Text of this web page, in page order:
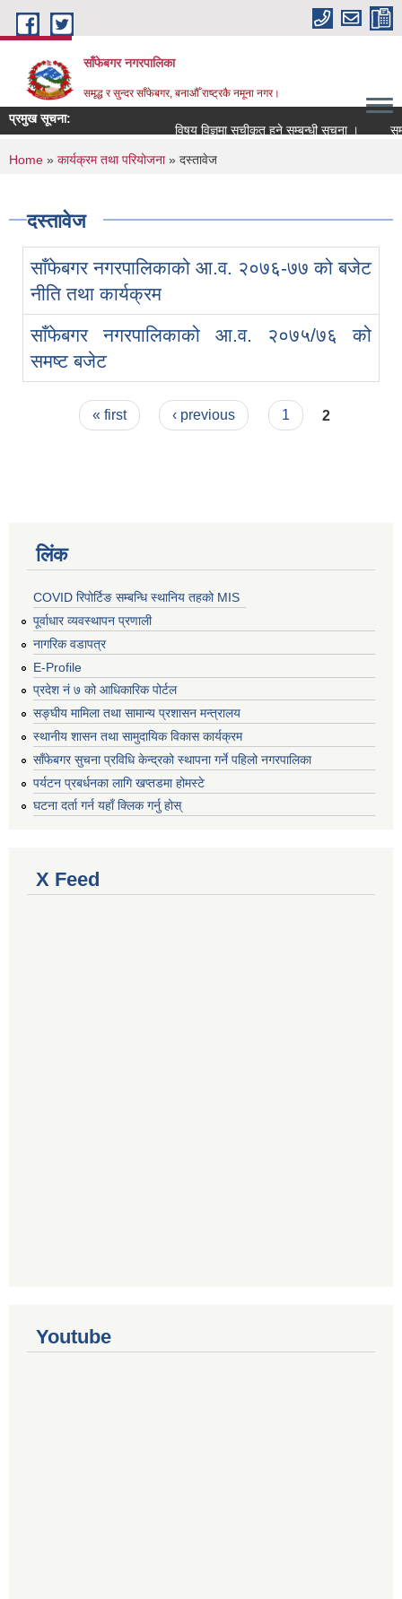
Skip to main content
साँफेबगर नगरपालिका
समृद्ध र सुन्दर साँफेबगर, बनाऔँ राष्ट्रकै नमूना नगर।
प्रमुख सूचना:
विषय विज्ञमा सुचीकृत हुने सम्बन्धी सूचना ।
You are here
Home » कार्यक्रम तथा परियोजना» दस्तावेज
दस्तावेज
साँफेबगर नगरपालिकाको आ.व. २०७६-७७ को बजेट
नीति तथा कार्यक्रम
साँफेबगर नगरपालिकाको आ.व. २०७५/७६ को
समष्ट बजेट
Pages« first ‹ previous 1 2
लिंक
COVID रिपोर्टिङ सम्बन्धि स्थानिय तहको MIS
पूर्वाधार व्यवस्थापन प्रणाली
नागरिक वडापत्र
E-Profile
प्रदेश नं ७ को आधिकारिक पोर्टल
सङ्घीय मामिला तथा सामान्य प्रशासन मन्त्रालय
स्थानीय शासन तथा सामुदायिक विकास कार्यक्रम
साँफेबगर सुचना प्रविधि केन्द्रको स्थापना गर्ने पहिलो नगरपालिका
पर्यटन प्रबर्धनका लागि खप्तडमा होमस्टे
घटना दर्ता गर्न यहाँ क्लिक गर्नु होस्
X Feed
Youtube